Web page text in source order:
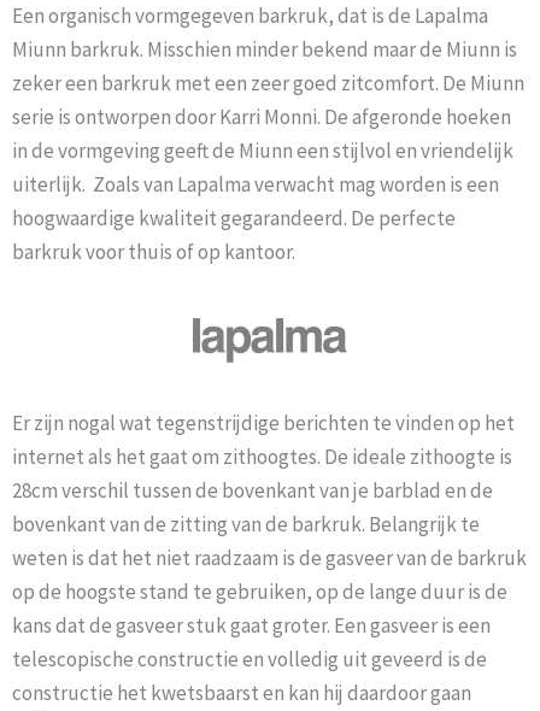
Een organisch vormgegeven barkruk, dat is de Lapalma
Miunn barkruk. Misschien minder bekend maar de Miunn is
zeker een barkruk met een zeer goed zitcomfort. De Miunn
serie is ontworpen door Karri Monni. De afgeronde hoeken
in de vormgeving geeft de Miunn een stijlvol en vriendelijk
uiterlijk. Zoals van Lapalma verwacht mag worden is een
hoogwaardige kwaliteit gegarandeerd. De perfecte
barkruk voor thuis of op kantoor.
Er zijn nogal wat tegenstrijdige berichten te vinden op het
internet als het gaat om zithoogtes. De ideale zithoogte is
28cm verschil tussen de bovenkant van je barblad en de
bovenkant van de zitting van de barkruk. Belangrijk te
weten is dat het niet raadzaam is de gasveer van de barkruk
op de hoogste stand te gebruiken, op de lange duur is de
kans dat de gasveer stuk gaat groter. Een gasveer is een
telescopische constructie en volledig uit geveerd is de
constructie het kwetsbaarst en kan hij daardoor gaan